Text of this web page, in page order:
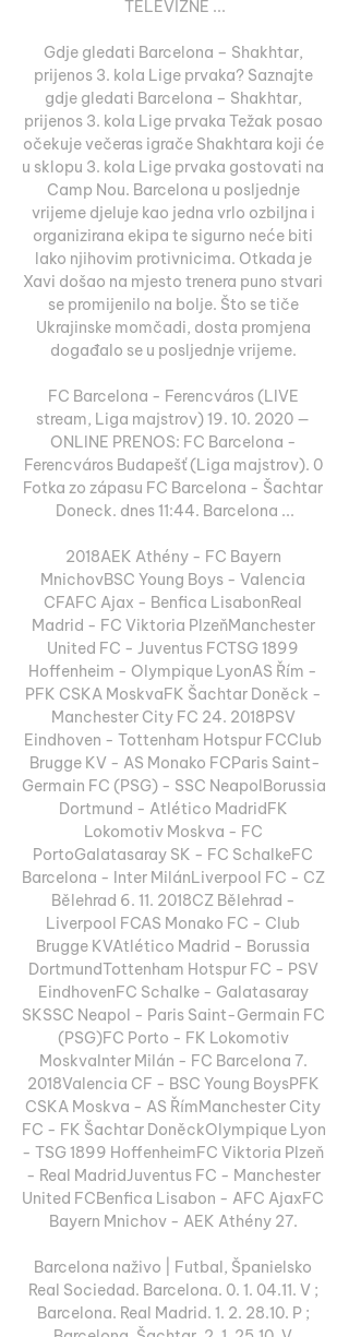
TELEVÍZNE ...
Gdje gledati Barcelona – Shakhtar,
prijenos 3. kola Lige prvaka? Saznajte
gdje gledati Barcelona – Shakhtar,
prijenos 3. kola Lige prvaka Težak posao
očekuje večeras igrače Shakhtara koji će
u sklopu 3. kola Lige prvaka gostovati na
Camp Nou. Barcelona u posljednje
vrijeme djeluje kao jedna vrlo ozbiljna i
organizirana ekipa te sigurno neće biti
lako njihovim protivnicima. Otkada je
Xavi došao na mjesto trenera puno stvari
se promijenilo na bolje. Što se tiče
Ukrajinske momčadi, dosta promjena
događalo se u posljednje vrijeme.
FC Barcelona - Ferencváros (LIVE
stream, Liga majstrov) 19. 10. 2020 —
ONLINE PRENOS: FC Barcelona -
Ferencváros Budapešť (Liga majstrov). 0
Fotka zo zápasu FC Barcelona - Šachtar
Doneck. dnes 11:44. Barcelona ...
2018AEK Athény - FC Bayern
MnichovBSC Young Boys - Valencia
CFAFC Ajax - Benfica LisabonReal
Madrid - FC Viktoria PlzeňManchester
United FC - Juventus FCTSG 1899
Hoffenheim - Olympique LyonAS Řím -
PFK CSKA MoskvaFK Šachtar Doněck -
Manchester City FC 24. 2018PSV
Eindhoven - Tottenham Hotspur FCClub
Brugge KV - AS Monako FCParis Saint-
Germain FC (PSG) - SSC NeapolBorussia
Dortmund - Atlético MadridFK
Lokomotiv Moskva - FC
PortoGalatasaray SK - FC SchalkeFC
Barcelona - Inter MilánLiverpool FC - CZ
Bělehrad 6. 11. 2018CZ Bělehrad -
Liverpool FCAS Monako FC - Club
Brugge KVAtlético Madrid - Borussia
DortmundTottenham Hotspur FC - PSV
EindhovenFC Schalke - Galatasaray
SKSSC Neapol - Paris Saint-Germain FC
(PSG)FC Porto - FK Lokomotiv
MoskvaInter Milán - FC Barcelona 7.
2018Valencia CF - BSC Young BoysPFK
CSKA Moskva - AS ŘímManchester City
FC - FK Šachtar DoněckOlympique Lyon
- TSG 1899 HoffenheimFC Viktoria Plzeň
- Real MadridJuventus FC - Manchester
United FCBenfica Lisabon - AFC AjaxFC
Bayern Mnichov - AEK Athény 27.
Barcelona naživo | Futbal, Španielsko
Real Sociedad. Barcelona. 0. 1. 04.11. V ;
Barcelona. Real Madrid. 1. 2. 28.10. P ;